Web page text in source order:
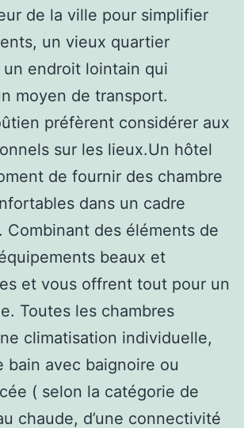
de la ville pour simplifier
un vieux quartier
endroit lointain qui
moyen de transport.
préfèrent considérer aux
sur les lieux.Un hôtel
de fournir des chambre
dans un cadre
Combinant des éléments de
beaux et
et vous offrent tout pour un
Toutes les chambres
climatisation individuelle,
bain avec baignoire ou
( selon la catégorie de
chaude, d’une connectivité